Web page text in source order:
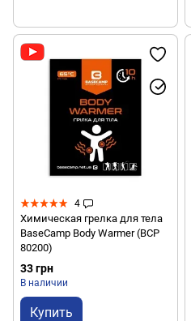
4
Химическая грелка для тела
BaseCamp Body Warmer (BCP
80200)
33 грн
В наличии
Купить